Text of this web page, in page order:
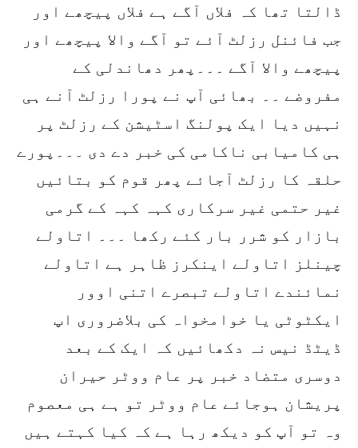
ڈالتا تھا کہ فلاں آگے ہے فلاں پیچھے اور
جب فائنل رزلٹ آئے تو آگے والا پیچھے اور
پیچھے والا آگے ۔۔۔پھر دھاندلی کے
مفروضے ۔۔ بھائی آپ نے پورا رزلٹ آنے ہی
نہیں دیا ایک پولنگ اسٹیشن کے رزلٹ پر
ہی کامیابی ناکامی کی خبر دے دی ۔۔۔پورے
حلقہ کا رزلٹ آجائے پھر قوم کو بتائیں
غیر حتمی غیر سرکاری کہہ کہہ کے گرمی
بازار کو شرر بار کئے رکھا ۔۔۔ اتاولے
چینلز اتاولے اینکرز ظاہر ہے اتاولے
نمائندے اتاولے تبصرے اتنی اوور
ایکٹوٹی یا خوامخواہ کی بلاضروری اپ
ڈیٹڈ نیس نہ دکھائیں کہ ایک کے بعد
دوسری متضاد خبر پر عام ووٹر حیران
پریشان ہوجائے عام ووٹر تو ہے ہی معصوم
وہ تو آپ کو دیکھ رہا ہے کہ کیا کہتے ہیں